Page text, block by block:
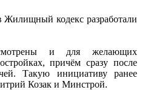
кодекс разработали
и для желающих
причём сразу после
Такую инициативу ранее
Козак и Минстрой.